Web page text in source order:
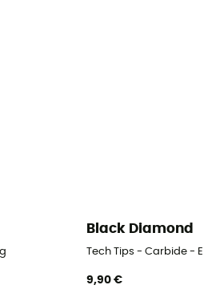
Black Diamond
Tech Tips - Carbide -
9,90 €